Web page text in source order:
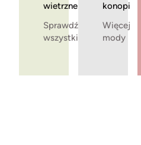
wietrzne
Sprawdź
wszystkie
konopi
Więcej
mody